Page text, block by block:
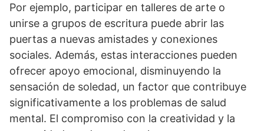
Por ejemplo, participar en talleres de arte o
unirse a grupos de escritura puede abrir las
puertas a nuevas amistades y conexiones
sociales. Además, estas interacciones pueden
ofrecer apoyo emocional, disminuyendo la
sensación de soledad, un factor que contribuye
significativamente a los problemas de salud
mental. El compromiso con la creatividad y la